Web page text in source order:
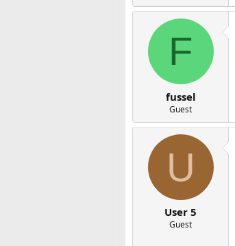
F
fussel
Guest
U
User 5
Guest